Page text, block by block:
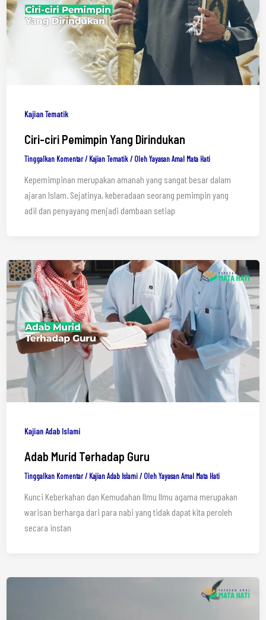
Kajian Tematik
Ciri-ciri Pemimpin Yang Dirindukan
Tinggalkan Komentar / Kajian Tematik/ OlehYayasan Amal Mata Hati
Kepemimpinan merupakan amanah yang sangat besar dalam
ajaran Islam. Sejatinya, keberadaan seorang pemimpin yang
adil dan penyayang menjadi dambaan setiap
Kajian Adab Islami
Adab Murid Terhadap Guru
Tinggalkan Komentar / Kajian Adab Islami/ OlehYayasan Amal Mata Hati
Kunci Keberkahan dan Kemudahan Ilmu Ilmu agama merupakan
warisan berharga dari para nabi yang tidak dapat kita peroleh
secara instan